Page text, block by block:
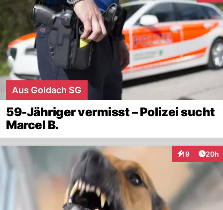
Aus Goldach SG
59-Jähriger vermisst – Polizei sucht
Marcel B.
19
Interaktionen
20h